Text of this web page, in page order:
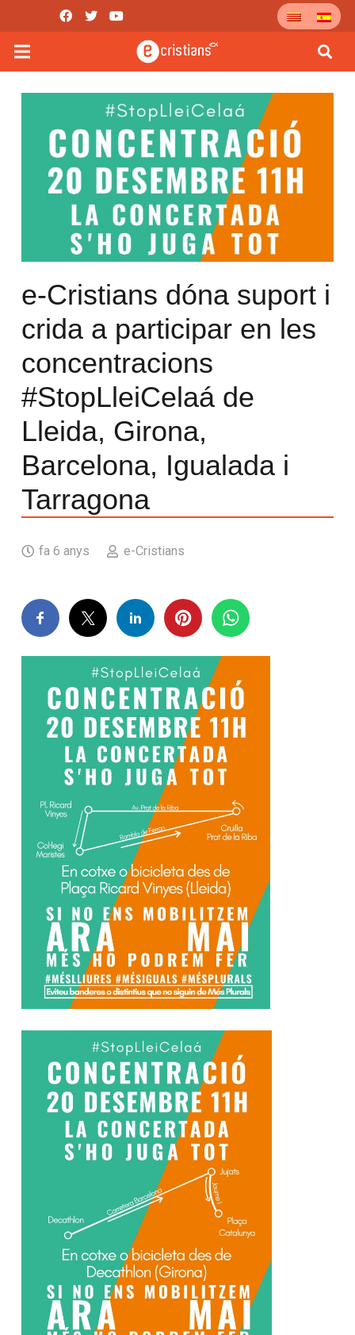
e-Cristians dóna suport i
crida a participar en les
concentracions
#StopLleiCelaá de
Lleida, Girona,
Barcelona, Igualada i
Tarragona
fa 6 anys e-Cristians